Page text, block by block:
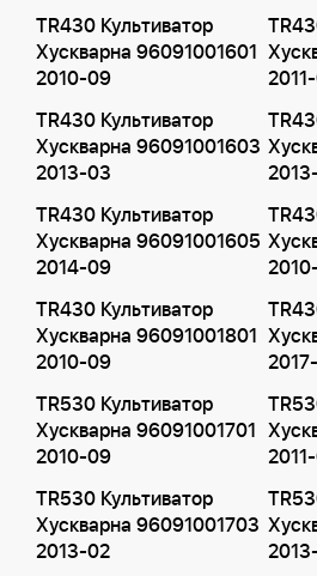
TR430 Культиватор
Хускварна 96091001601
2010-09
TR430 Культиватор
Хускварна 96091001603
2013-03
TR430 Культиватор
Хускварна 96091001605
2014-09
TR430 Культиватор
Хускварна 96091001801
2010-09
TR530 Культиватор
Хускварна 96091001701
2010-09
TR530 Культиватор
Хускварна 96091001703
2013-02